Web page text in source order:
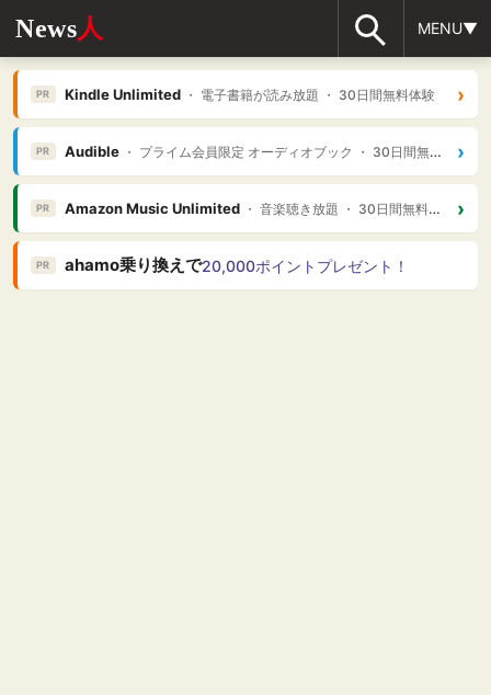
News人 MENU▼
PR Kindle Unlimited・ 電子書籍が読み放題 ・ 30日間無料体験 ›
PR Audible・ プライム会員限定 オーディオブック ・ 30日間無料体験 ›
PR Amazon Music Unlimited・ 音楽聴き放題 ・ 30日間無料体験 ›
PR ahamo乗り換えで20,000ポイントプレゼント！